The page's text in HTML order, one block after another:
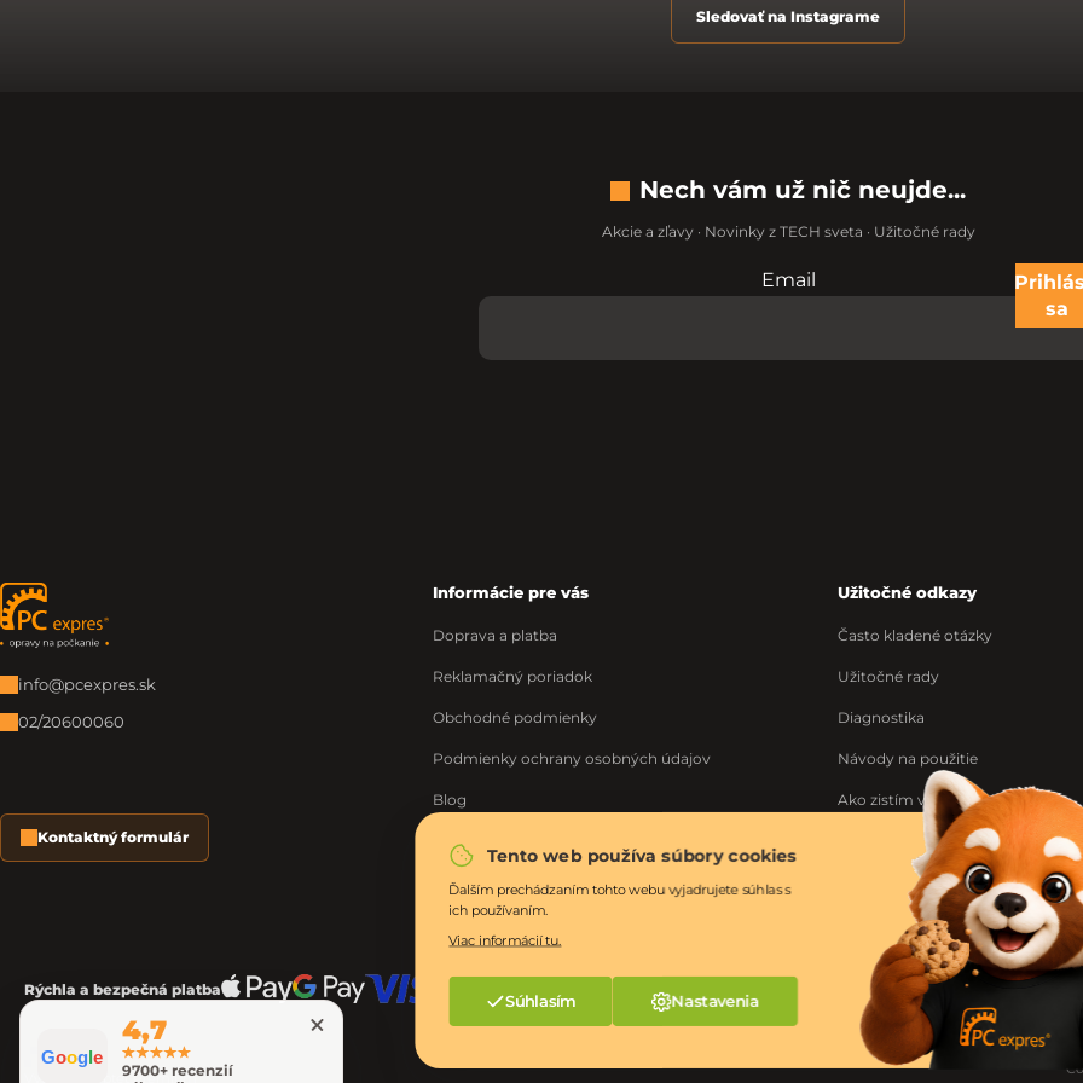
Tento web používa súbory cookies
Ďalším prechádzaním tohto webu vyjadrujete súhlas s
ich používaním.
Viac informácií tu.
Súhlasím Nastavenia
Sledovať na Instagrame
Nech vám už nič neujde...
Akcie a zľavy · Novinky z TECH sveta · Užitočné rady
Nevypĺňajte toto pole:
Email
sa
Zápätie
info@pcexpres.sk
02/20600060
Kontaktný formulár
Informácie pre vás
Doprava a platba
Reklamačný poriadok
Obchodné podmienky
Podmienky ochrany osobných údajov
Blog
O nás
Moja objednávka
Užitočné odkazy
Často kladené otázky
Užitočné rady
Diagnostika
Návody na použitie
Ako zistím výrobné číslo
Ponuka práce
Rýchla a bezpečná platba
Vytvoril Shoptet Premium
Google
4,7
9700+ recenzií